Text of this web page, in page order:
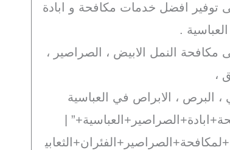
توفير افضل خدمات مكافحة و ابادة
.
مكافحة النمل الابيض ، الصراصير ،
،
، البرص ، الابراص في العباسية
|